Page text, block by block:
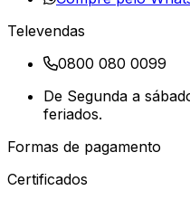
Televendas
0800 080 0099
De Segunda a
feriados.
Formas de pagamento
Certificados